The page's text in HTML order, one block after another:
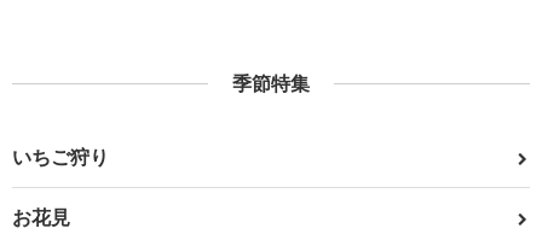
季節特集
いちご狩り
お花見